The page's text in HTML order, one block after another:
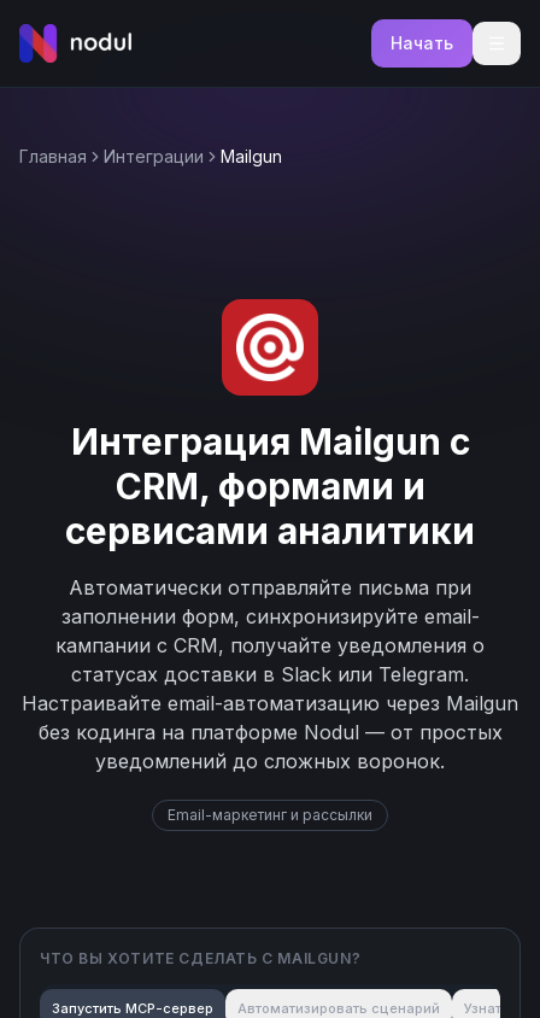
Начать
Главная Интеграции Mailgun
Интеграция Mailgun с
CRM, формами и
сервисами аналитики
Автоматически отправляйте письма при
заполнении форм, синхронизируйте email-
кампании с CRM, получайте уведомления о
статусах доставки в Slack или Telegram.
Настраивайте email-автоматизацию через Mailgun
без кодинга на платформе Nodul — от простых
уведомлений до сложных воронок.
Email-маркетинг и рассылки
ЧТО ВЫ ХОТИТЕ СДЕЛАТЬ С MAILGUN?
Запустить MCP-сервер Автоматизировать сценарий Узнать об